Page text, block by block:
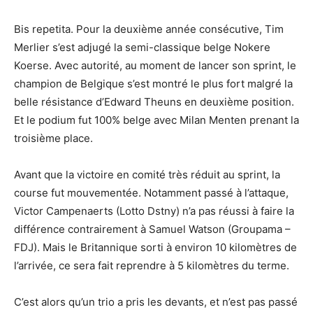
Bis repetita. Pour la deuxième année consécutive, Tim
Merlier s’est adjugé la semi-classique belge Nokere
Koerse. Avec autorité, au moment de lancer son sprint, le
champion de Belgique s’est montré le plus fort malgré la
belle résistance d’Edward Theuns en deuxième position.
Et le podium fut 100% belge avec Milan Menten prenant la
troisième place.
Avant que la victoire en comité très réduit au sprint, la
course fut mouvementée. Notamment passé à l’attaque,
Victor Campenaerts (Lotto Dstny) n’a pas réussi à faire la
différence contrairement à Samuel Watson (Groupama –
FDJ). Mais le Britannique sorti à environ 10 kilomètres de
l’arrivée, ce sera fait reprendre à 5 kilomètres du terme.
C’est alors qu’un trio a pris les devants, et n’est pas passé